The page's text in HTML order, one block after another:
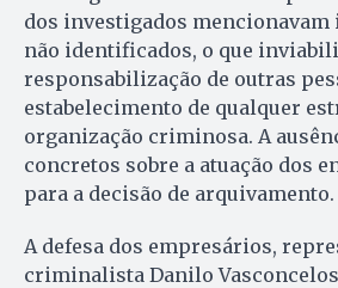
dos investigados
não identificados, o que
responsabilização de outras
estabelecimento de qualquer
organização criminosa. A
concretos sobre a atuação dos
para a decisão de arquivamento.
A defesa dos empresários,
criminalista Danilo